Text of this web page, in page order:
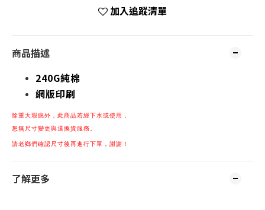
加入追蹤清單
商品描述
240G純棉
網版印刷
除重大瑕疵外， 此商品若經下水或使用，
恕無尺寸變更與退換貨服務。
請老鄉們確認尺寸後再進行下單，謝謝！
了解更多